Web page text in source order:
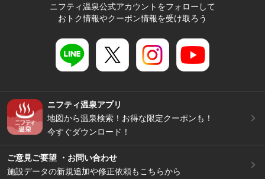
ニフティ温泉公式アカウントをフォローして
おトク情報やクーポン情報を受け取ろう
ニフティ温泉アプリ
地図から温泉検索！お得な限定クーポンも！
今すぐダウンロード！
ご意見ご要望 ・お問い合わせ
施設データの新規追加や修正依頼もこちらから